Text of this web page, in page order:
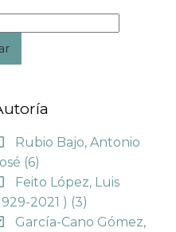
Rubio Bajo, Antonio
(6)
Feito López, Luis
2021 ) (3)
García-Cano Gómez,